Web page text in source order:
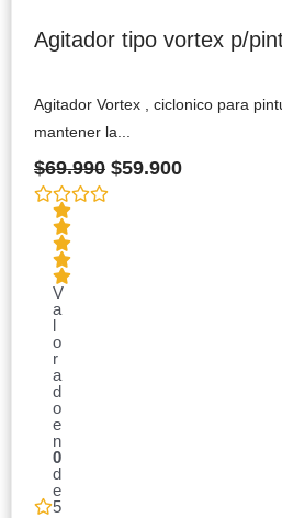
Agitador tipo vortex p/
Agitador Vortex , ciclonico para
mantener la...
$69.990 $59.900
V
a
o
r
a
d
o
e
n
0
d
e
5